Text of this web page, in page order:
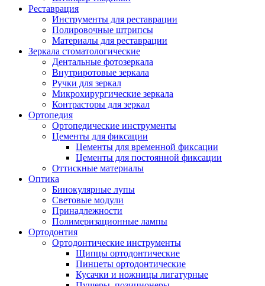
Реставрация
Инструменты для реставрации
Полировочные штрипсы
Материалы для реставрации
Зеркала стоматологические
Дентальные фотозеркала
Внутриротовые зеркала
Ручки для зеркал
Микрохирургические зеркала
Контрасторы для зеркал
Ортопедия
Ортопедические инструменты
Цементы для фиксации
Цементы для временной фиксации
Цементы для постоянной фиксации
Оттискные материалы
Оптика
Бинокулярные лупы
Световые модули
Принадлежности
Полимеризационные лампы
Ортодонтия
Ортодонтические инструменты
Щипцы ортодонтические
Пинцеты ортодонтические
Кусачки и ножницы лигатурные